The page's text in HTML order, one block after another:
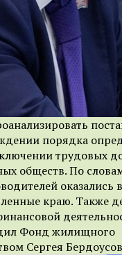
порядка
трудовых
обществ. По
оказались
краю. Также
Фонд жилищного
Сергея